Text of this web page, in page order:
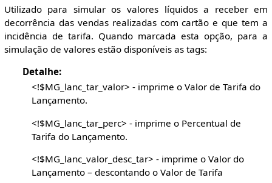
Utilizado para simular os valores líquidos a receber em
decorrência das vendas realizadas com cartão e que tem a
incidência de tarifa. Quando marcada esta opção, para a
simulação de valores estão disponíveis as tags:
Detalhe:
<!$MG_lanc_tar_valor> - imprime o Valor de Tarifa do
Lançamento.
<!$MG_lanc_tar_perc> - imprime o Percentual de
Tarifa do Lançamento.
<!$MG_lanc_valor_desc_tar> - imprime o Valor do
Lançamento – descontando o Valor de Tarifa